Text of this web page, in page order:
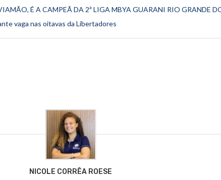
É A CAMPEÃ DA 2ª LIGA MBYA GUARANI RIO GRANDE
vaga nas oitavas da Libertadores
NICOLE CORRÊA ROESE